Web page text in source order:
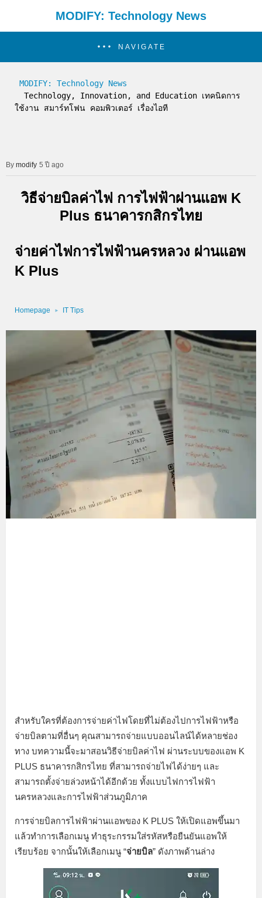
MODIFY: Technology News
NAVIGATE
MODIFY: Technology News
ใช้งาน สมาร์ทโฟน คอมพิวเตอร์ เรื่องไอที
modify 5 ปี ago
วิธีจ่ายบิลค่าไฟ การไฟฟ้าผ่านแอพ K
Plus ธนาคารกสิกรไทย
จ่ายค่าไฟการไฟฟ้านครหลวง ผ่านแอพ
K Plus
Homepage IT Tips
สำหรับใครที่ต้องการจ่ายค่าไฟโดยที่ไม่ต้องไปการไฟฟ้าหรือ
จ่ายบิลตามที่อื่นๆ คุณสามารถจ่ายแบบออนไลน์ได้หลายช่อง
ทาง บทความนี้จะมาสอนวิธีจ่ายบิลค่าไฟ ผ่านระบบของแอพ K
PLUS ธนาคารกสิกรไทย ที่สามารถจ่ายไฟได้ง่ายๆ และ
สามารถตั้งจ่ายล่วงหน้าได้อีกด้วย ทั้งแบบไฟการไฟฟ้า
นครหลวงและการไฟฟ้าส่วนภูมิภาค
การจ่ายบิลการไฟฟ้าผ่านแอพของ K PLUS ให้เปิดแอพขึ้นมา
แล้วทำการเลือกเมนู ทำธุระกรรมใส่รหัสหรือยืนยันแอพให้
เรียบร้อย จากนั้นให้เลือกเมนู “จ่ายบิล” ดังภาพด้านล่าง